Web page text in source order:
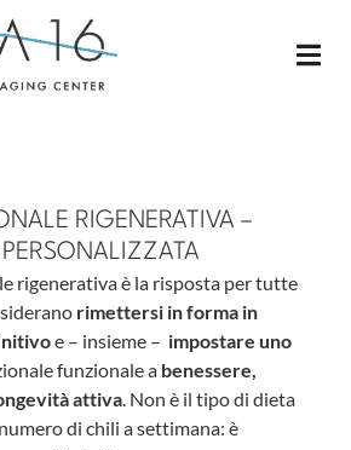
RIGENERATIVA –
rigenerativa è la risposta per tutte
rimettersi in forma in
e – insieme – impostare uno
funzionale a benessere,
attiva. Non è il tipo di dieta
di chili a settimana: è